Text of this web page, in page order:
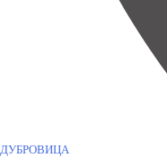
ДУБРОВИЦА